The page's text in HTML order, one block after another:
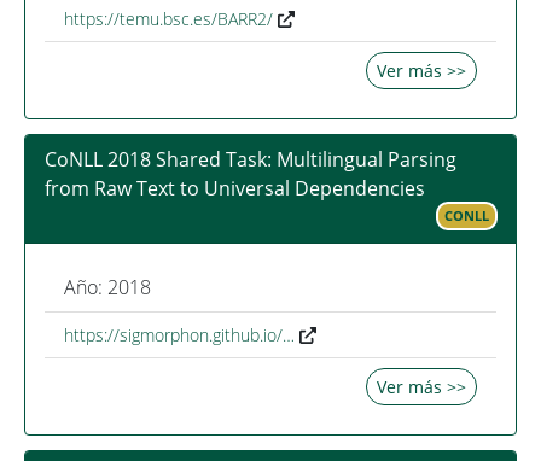
https://temu.bsc.es/BARR2/
Ver más >>
CoNLL 2018 Shared Task: Multilingual Parsing
from Raw Text to Universal Dependencies
CONLL
Año: 2018
https://sigmorphon.github.io/…
Ver más >>